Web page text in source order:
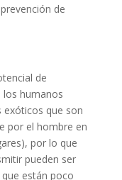
de
de
los humanos
exóticos que son
por el hombre en
por lo que
pueden ser
están poco